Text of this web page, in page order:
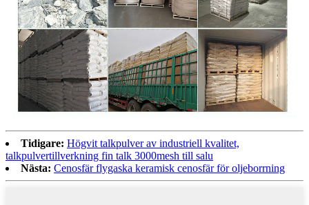
Tidigare: Högvit talkpulver av industriell kvalitet,
talkpulvertillverkning fin talk 3000mesh till salu
Nästa: Cenosfär flygaska keramisk cenosfär för oljeborrning